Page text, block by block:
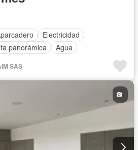
Electricidad
panorámica Agua
SAS